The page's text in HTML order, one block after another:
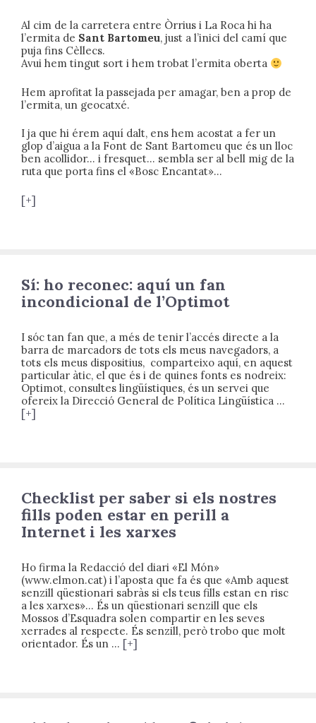
Al cim de la carretera entre Òrrius i La Roca hi ha
l’ermita de Sant Bartomeu, just a l’inici del camí que
puja fins Cèllecs.
Avui hem tingut sort i hem trobat l’ermita oberta
Hem aprofitat la passejada per amagar, ben a prop de
l’ermita, un geocatxé.
I ja que hi érem aquí dalt, ens hem acostat a fer un
glop d’aigua a la Font de Sant Bartomeu que és un lloc
ben acollidor… i fresquet… sembla ser al bell mig de la
ruta que porta fins el «Bosc Encantat»…
[+]
Sí: ho reconec: aquí un fan
incondicional de l’Optimot
I sóc tan fan que, a més de tenir l’accés directe a la
barra de marcadors de tots els meus navegadors, a
tots els meus dispositius, comparteixo aquí, en aquest
particular àtic, el que és i de quines fonts es nodreix:
Optimot, consultes lingüístiques, és un servei que
ofereix la Direcció General de Política Lingüística …
[+]
Checklist per saber si els nostres
fills poden estar en perill a
Internet i les xarxes
Ho firma la Redacció del diari «El Món»
(www.elmon.cat) i l’aposta que fa és que «Amb aquest
senzill qüestionari sabràs si els teus fills estan en risc
a les xarxes»… És un qüestionari senzill que els
Mossos d’Esquadra solen compartir en les seves
xerrades al respecte. És senzill, però trobo que molt
orientador. És un … [+]